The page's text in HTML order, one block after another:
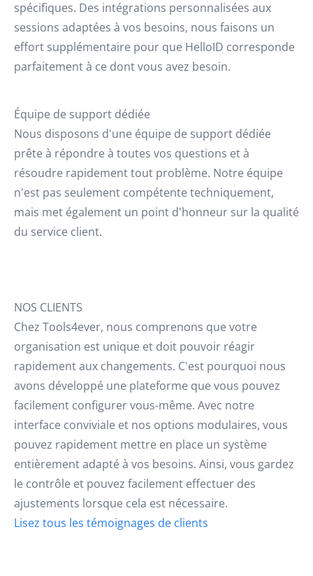
spécifiques. Des intégrations personnalisées aux
sessions adaptées à vos besoins, nous faisons un
effort supplémentaire pour que HelloID corresponde
parfaitement à ce dont vous avez besoin.
Équipe de support dédiée
Nous disposons d'une équipe de support dédiée
prête à répondre à toutes vos questions et à
résoudre rapidement tout problème. Notre équipe
n'est pas seulement compétente techniquement,
mais met également un point d'honneur sur la qualité
du service client.
NOS CLIENTS
Chez Tools4ever, nous comprenons que votre
organisation est unique et doit pouvoir réagir
rapidement aux changements. C'est pourquoi nous
avons développé une plateforme que vous pouvez
facilement configurer vous-même. Avec notre
interface conviviale et nos options modulaires, vous
pouvez rapidement mettre en place un système
entièrement adapté à vos besoins. Ainsi, vous gardez
le contrôle et pouvez facilement effectuer des
ajustements lorsque cela est nécessaire.
Lisez tous les témoignages de clients